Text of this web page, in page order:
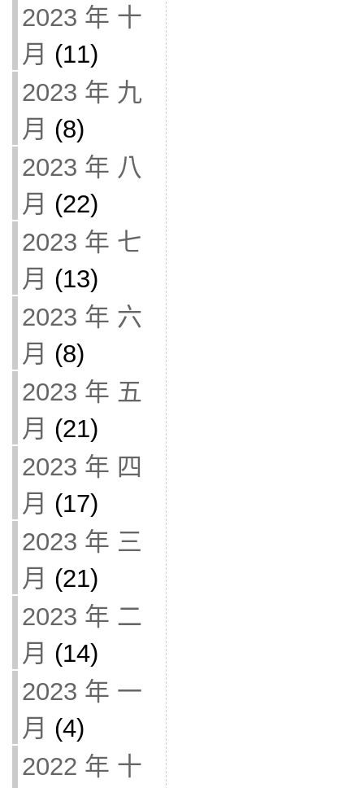
2023 年 十
月 (11)
2023 年 九
月 (8)
2023 年 八
月 (22)
2023 年 七
月 (13)
2023 年 六
月 (8)
2023 年 五
月 (21)
2023 年 四
月 (17)
2023 年 三
月 (21)
2023 年 二
月 (14)
2023 年 一
月 (4)
2022 年 十